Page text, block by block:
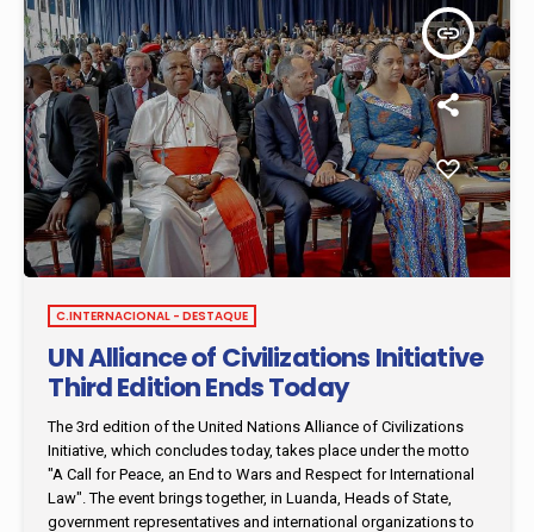
insert_link
C.INTERNACIONAL - DESTAQUE
UN Alliance of Civilizations Initiative
Third Edition Ends Today
The 3rd edition of the United Nations Alliance of Civilizations
Initiative, which concludes today, takes place under the motto
"A Call for Peace, an End to Wars and Respect for International
Law". The event brings together, in Luanda, Heads of State,
government representatives and international organizations to